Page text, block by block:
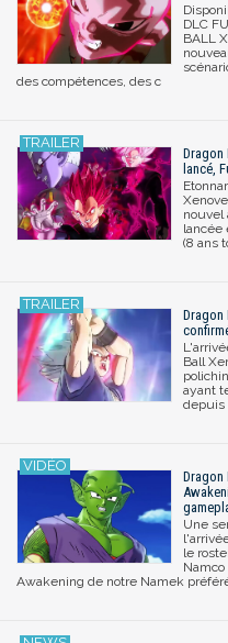
DLC
BALL
des compétences, des c
Dragon
lancé,
nouvel
lancée
(8 ans
Dragon
Ball
ayant
depuis
Dragon
Une
le
Awakening de notre Namek